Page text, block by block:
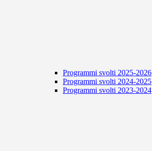
Programmi svolti 2025-2026
Programmi svolti 2024-2025
Programmi svolti 2023-2024